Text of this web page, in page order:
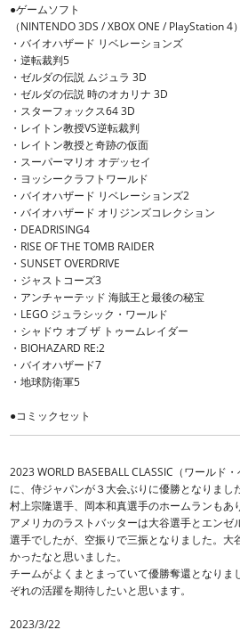
●ゲームソフト
（NINTENDO 3DS / XBOX ONE / PlayStation 4）
・バイオハザード リベレーションズ
・逆転裁判5
・ゼルダの伝説 ムジュラ 3D
・ゼルダの伝説 時のオカリナ 3D
・スターフォックス64 3D
・レイトン教授VS逆転裁判
・レイトン教授と奇跡の仮面
・スーパーマリオ オデッセイ
・ヨッシークラフトワールド
・バイオハザード リベレーションズ2
・バイオハザード オリジンズコレクション
・DEADRISING4
・RISE OF THE TOMB RAIDER
・SUNSET OVERDRIVE
・ジャストコーズ3
・アンチャーテッド 海賊王と最後の秘宝
・LEGO ジュラシック・ワールド
・シャドウ オブ ザ トゥームレイダー
・BIOHAZARD RE:2
・バイオハザード7
・地球防衛軍5
●コミックセット
2023 WORLD BASEBALL CLASSIC（ワールド
に、侍ジャパンが３大会ぶりに優勝となりまし
村上宗隆選手、岡本和真選手のホームランもあ
アメリカのラストバッターは大谷選手とエンゼ
選手でしたが、空振りで三振となりました。大
かったなと思いました。
チームがよくまとまっていて優勝奪還となりま
ぞれの活躍を期待したいと思います。
2023/3/22